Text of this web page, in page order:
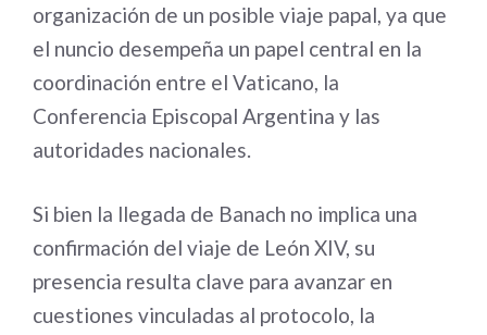
organización de un posible viaje papal, ya que
el nuncio desempeña un papel central en la
coordinación entre el Vaticano, la
Conferencia Episcopal Argentina y las
autoridades nacionales.
Si bien la llegada de Banach no implica una
confirmación del viaje de León XIV, su
presencia resulta clave para avanzar en
cuestiones vinculadas al protocolo, la